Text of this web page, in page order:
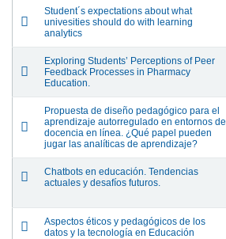
Student´s expectations about what
univesities should do with learning
analytics
Exploring Students’ Perceptions of Peer
Feedback Processes in Pharmacy
Education.
Propuesta de diseño pedagógico para el
aprendizaje autorregulado en entornos de
docencia en línea. ¿Qué papel pueden
jugar las analíticas de aprendizaje?
Chatbots en educación. Tendencias
actuales y desafíos futuros.
Aspectos éticos y pedagógicos de los
datos y la tecnología en Educación